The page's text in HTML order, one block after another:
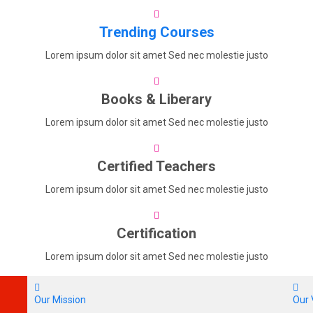
Trending Courses
Lorem ipsum dolor sit amet Sed nec molestie justo
Books & Liberary
Lorem ipsum dolor sit amet Sed nec molestie justo
Certified Teachers
Lorem ipsum dolor sit amet Sed nec molestie justo
Certification
Lorem ipsum dolor sit amet Sed nec molestie justo
Our Mission Our